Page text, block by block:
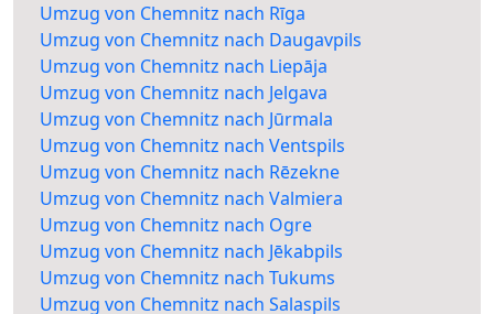
Umzug von Chemnitz nach Rīga
Umzug von Chemnitz nach Daugavpils
Umzug von Chemnitz nach Liepāja
Umzug von Chemnitz nach Jelgava
Umzug von Chemnitz nach Jūrmala
Umzug von Chemnitz nach Ventspils
Umzug von Chemnitz nach Rēzekne
Umzug von Chemnitz nach Valmiera
Umzug von Chemnitz nach Ogre
Umzug von Chemnitz nach Jēkabpils
Umzug von Chemnitz nach Tukums
Umzug von Chemnitz nach Salaspils